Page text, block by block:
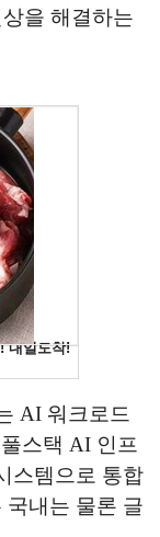
을 해결하는
AI 워크로드
스택 AI 인프
스템으로 통합
국내는 물론 글